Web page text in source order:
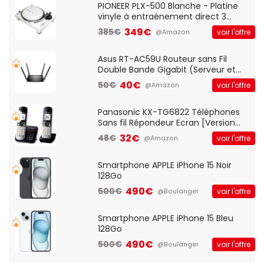
QWERTY UK - Noir
PIONEER PLX-500 Blanche - Platine
vinyle à entraénement direct 3
vitesses (33-45-78 trs/min) avec
pre-ampli intégré et port USB
385€ 349€ @Amazon voir l'offre
Asus RT-AC59U Routeur sans Fil
Double Bande Gigabit (Serveur et
Client VPN, Triple Vlan, Mode Point
d'accès et Bridge, contrôle Parental,
50€ 40€ @Amazon voir l'offre
Panasonic KX-TG6822 Téléphones
Sans fil Répondeur Ecran [Version
Française]
48€ 32€ @Amazon voir l'offre
Smartphone APPLE iPhone 15 Noir
128Go
500€ 490€ @Boulanger voir l'offre
Smartphone APPLE iPhone 15 Bleu
128Go
500€ 490€ @Boulanger voir l'offre